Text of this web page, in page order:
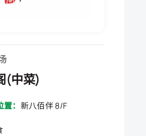
(中菜)
： 新八佰伴 8/F